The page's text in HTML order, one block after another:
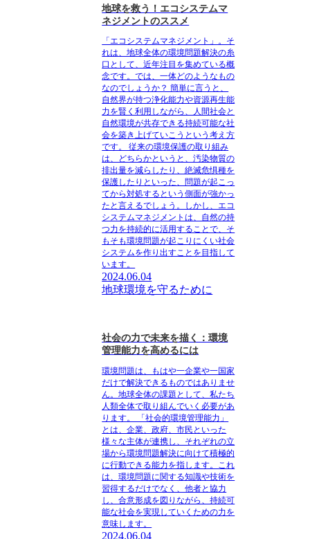
地球を救う！エコシステムマ
ネジメントのススメ
「エコシステムマネジメント」。そ
れは、地球全体の環境問題解決の糸
口として、近年注目を集めている概
念です。では、一体どのようなもの
なのでしょうか？ 簡単に言うと、
自然界が持つ浄化能力や資源再生能
力を賢く利用しながら、人間社会と
自然環境が共存できる持続可能な社
会を築き上げていこうという考え方
です。 従来の環境保護の取り組み
は、どちらかというと、汚染物質の
排出量を減らしたり、絶滅危惧種を
保護したりといった、問題が起こっ
てから対処するという側面が強かっ
たと言えるでしょう。しかし、エコ
システムマネジメントは、自然の持
つ力を持続的に活用することで、そ
もそも環境問題が起こりにくい社会
システムを作り出すことを目指して
います。
2024.06.04
地球環境を守るために
社会の力で未来を描く：環境
管理能力を高めるには
環境問題は、もはや一企業や一国家
だけで解決できるものではありませ
ん。地球全体の課題として、私たち
人類全体で取り組んでいく必要があ
ります。 「社会的環境管理能力」
とは、企業、政府、市民といった
様々な主体が連携し、それぞれの立
場から環境問題解決に向けて積極的
に行動できる能力を指します。これ
は、環境問題に関する知識や技術を
習得するだけでなく、他者と協力
し、合意形成を図りながら、持続可
能な社会を実現していくための力を
意味します。
2024.06.04